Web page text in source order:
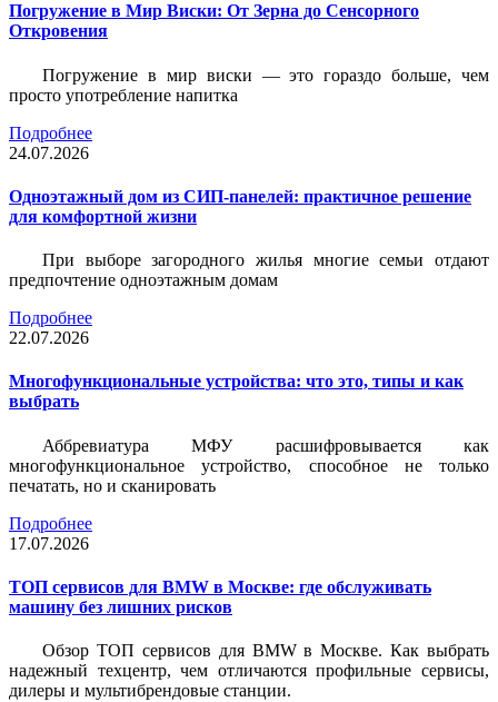
Погружение в Мир Виски: От Зерна до Сенсорного
Откровения
Погружение в мир виски — это гораздо больше, чем
просто употребление напитка
Подробнее
24.07.2026
Одноэтажный дом из СИП-панелей: практичное решение
для комфортной жизни
При выборе загородного жилья многие семьи отдают
предпочтение одноэтажным домам
Подробнее
22.07.2026
Многофункциональные устройства: что это, типы и как
выбрать
Аббревиатура МФУ расшифровывается как
многофункциональное устройство, способное не только
печатать, но и сканировать
Подробнее
17.07.2026
ТОП сервисов для BMW в Москве: где обслуживать
машину без лишних рисков
Обзор ТОП сервисов для BMW в Москве. Как выбрать
надежный техцентр, чем отличаются профильные сервисы,
дилеры и мультибрендовые станции.